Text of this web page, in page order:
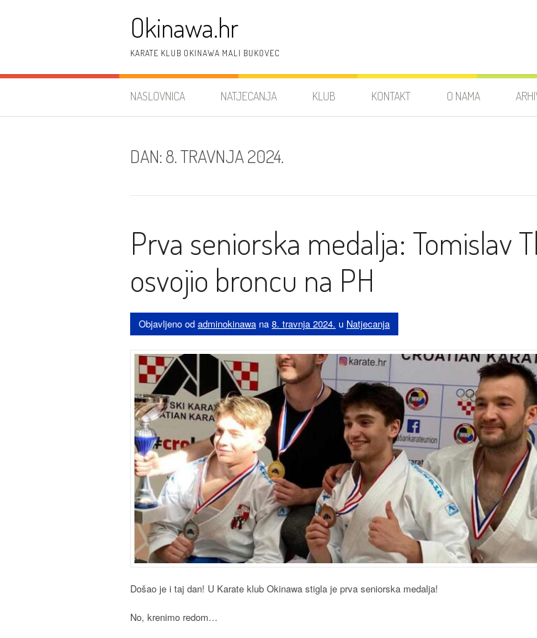
Okinawa.hr
KARATE KLUB OKINAWA MALI BUKOVEC
NASLOVNICA NATJECANJA KLUB KONTAKT O NAMA
DAN:8. TRAVNJA 2024.
Prva seniorska medalja: Tomislav
osvojio broncu na PH
Objavljeno od adminokinawa na 8. travnja 2024. u Natjecanja
Došao je i taj dan! U Karate klub Okinawa stigla je prva seniorska medalja!
No, krenimo redom…